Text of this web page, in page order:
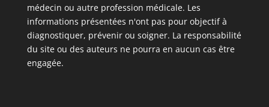
médecin ou autre profession médicale. Les
informations présentées n'ont pas pour objectif à
diagnostiquer, prévenir ou soigner. La responsabilité
du site ou des auteurs ne pourra en aucun cas être
engagée.